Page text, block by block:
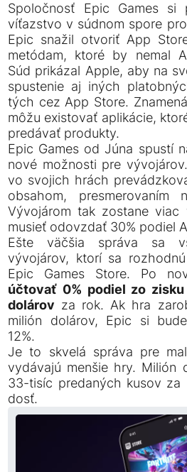
Spoločnosť Epic Games si
víťazstvo v súdnom spore
Epic snažil otvoriť App
metódam, ktoré by nemal
Súd prikázal Apple, aby na
spustenie aj iných
tých cez App Store.
môžu existovať aplikácie,
predávať produkty.
Epic Games od Júna spustí
nové možnosti pre
vo svojich hrách
obsahom, presmerovaním
Vývojárom tak zostane
musieť odovzdať 30% podiel
Ešte väčšia správa sa
vývojárov, ktorí sa
Epic Games Store. Po
účtovať 0% podiel zo
dolárov za rok. Ak hra
milión dolárov, Epic si
12%.
Je to skvelá správa pre
vydávajú menšie hry. Milión
33-tisíc predaných kusov za
dosť.